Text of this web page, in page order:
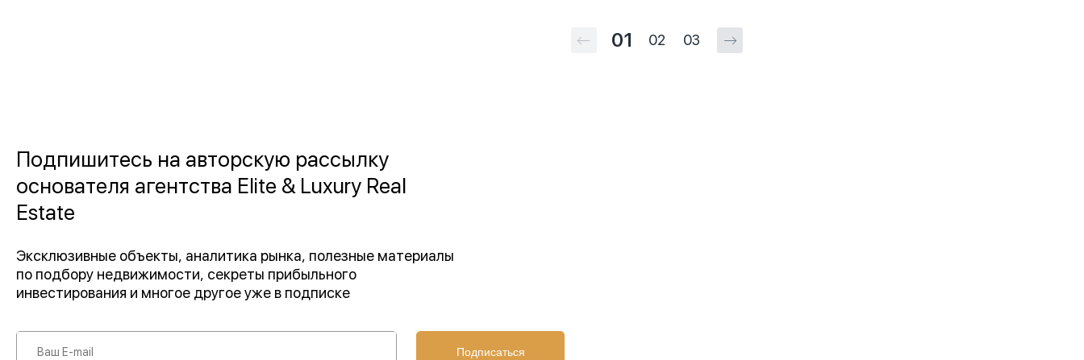
01 02 03
Подпишитесь на авторскую рассылку
основателя агентства Elite & Luxury Real
Estate
Эксклюзивные объекты, аналитика рынка, полезные материалы
по подбору недвижимости, секреты прибыльного
инвестирования и многое другое уже в подписке
Подписаться